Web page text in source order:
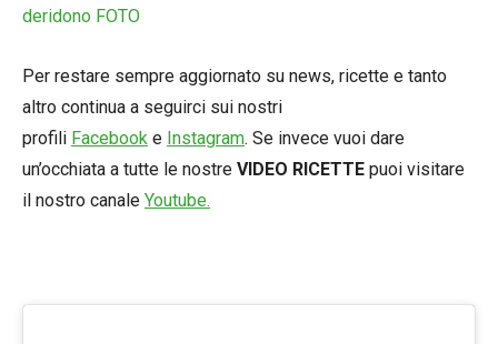
deridono FOTO
Per restare sempre aggiornato su news, ricette e tanto
altro continua a seguirci sui nostri
profili Facebook e Instagram. Se invece vuoi dare
un’occhiata a tutte le nostre VIDEO RICETTE puoi visitare
il nostro canale Youtube.